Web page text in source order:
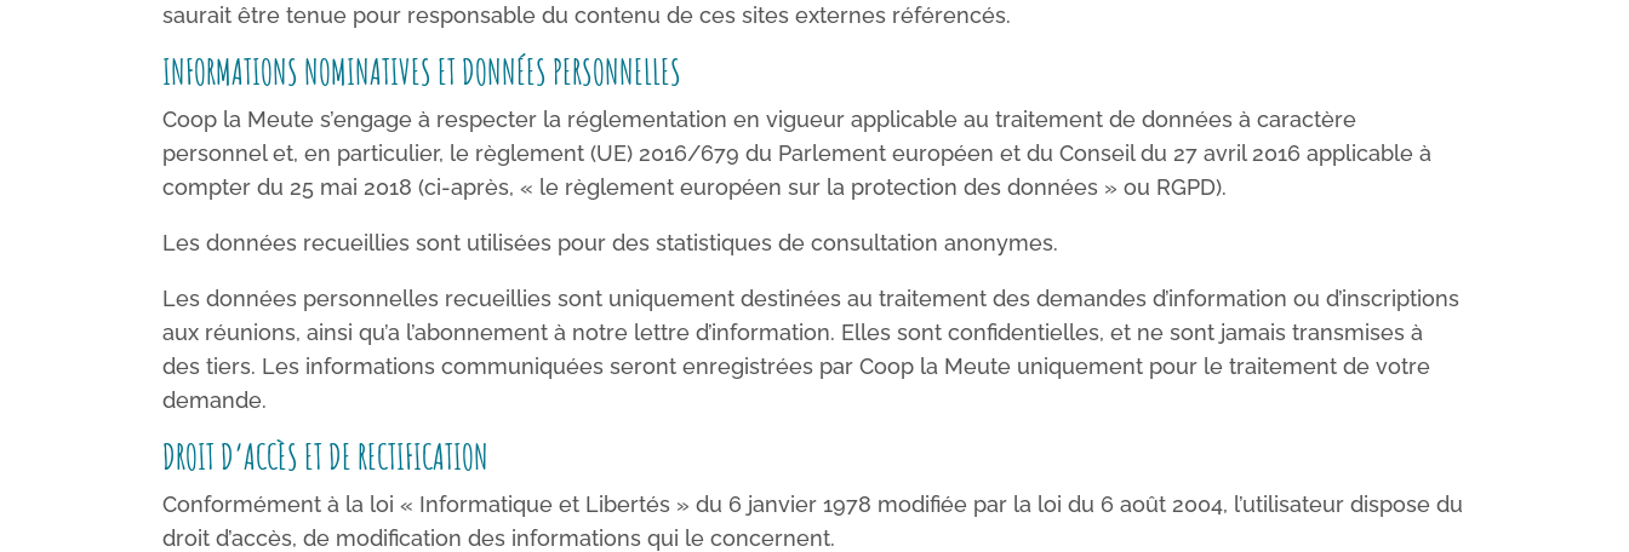
saurait être tenue pour responsable du contenu de ces sites externes référencés.
INFORMATIONS NOMINATIVES ET DONNÉES PERSONNELLES
Coop la Meute s’engage à respecter la réglementation en vigueur applicable au traitement de données à caractère
personnel et, en particulier, le règlement (UE) 2016/679 du Parlement européen et du Conseil du 27 avril 2016 applicable à
compter du 25 mai 2018 (ci-après, « le règlement européen sur la protection des données » ou RGPD).
Les données recueillies sont utilisées pour des statistiques de consultation anonymes.
Les données personnelles recueillies sont uniquement destinées au traitement des demandes d’information ou d’inscriptions
aux réunions, ainsi qu’a l’abonnement à notre lettre d’information. Elles sont confidentielles, et ne sont jamais transmises à
des tiers. Les informations communiquées seront enregistrées par Coop la Meute uniquement pour le traitement de votre
demande.
DROIT D’ACCÈS ET DE RECTIFICATION
Conformément à la loi « Informatique et Libertés » du 6 janvier 1978 modifiée par la loi du 6 août 2004, l’utilisateur dispose du
droit d’accès, de modification des informations qui le concernent.